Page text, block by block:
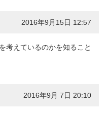
2016年9月15日 12:57
考えているのかを知ること
2016年9月 7日 20:10